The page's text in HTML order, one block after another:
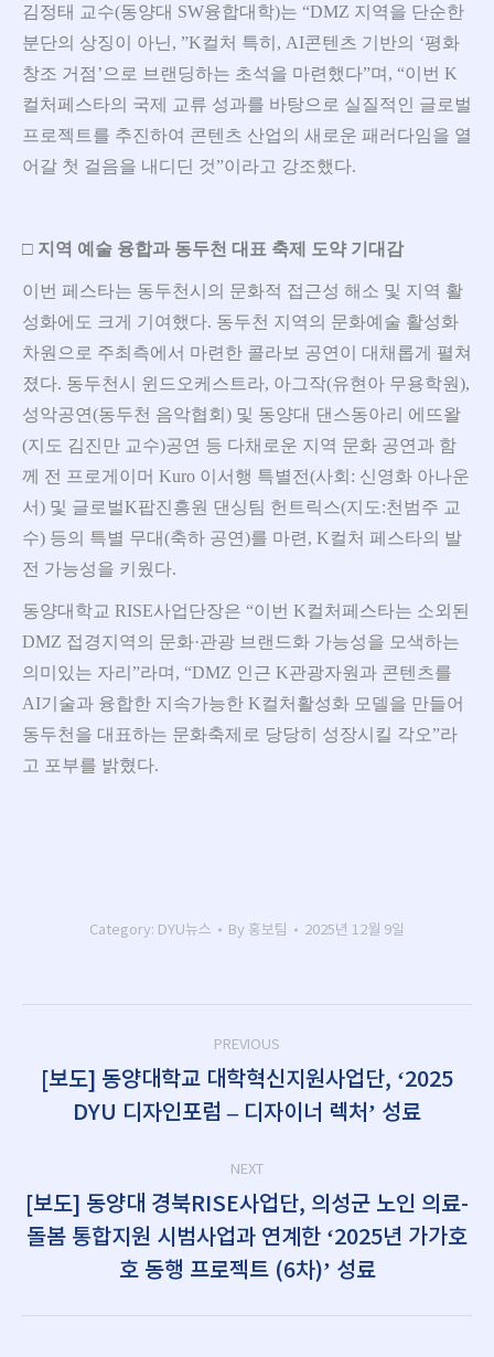
김정태 교수(동양대 SW융합대학)는 “DMZ 지역을 단순한
분단의 상징이 아닌, ”K컬처 특히, AI콘텐츠 기반의 ‘평화
창조 거점’으로 브랜딩하는 초석을 마련했다”며, “이번 K
컬처페스타의 국제 교류 성과를 바탕으로 실질적인 글로벌
프로젝트를 추진하여 콘텐츠 산업의 새로운 패러다임을 열
어갈 첫 걸음을 내디딘 것”이라고 강조했다.
□ 지역 예술 융합과 동두천 대표 축제 도약 기대감
이번 페스타는 동두천시의 문화적 접근성 해소 및 지역 활
성화에도 크게 기여했다. 동두천 지역의 문화예술 활성화
차원으로 주최측에서 마련한 콜라보 공연이 대채롭게 펼쳐
졌다. 동두천시 윈드오케스트라, 아그작(유현아 무용학원),
성악공연(동두천 음악협회) 및 동양대 댄스동아리 에뜨왈
(지도 김진만 교수)공연 등 다채로운 지역 문화 공연과 함
께 전 프로게이머 Kuro 이서행 특별전(사회: 신영화 아나운
서) 및 글로벌K팝진흥원 댄싱팀 헌트릭스(지도:천범주 교
수) 등의 특별 무대(축하 공연)를 마련, K컬처 페스타의 발
전 가능성을 키웠다.
동양대학교 RISE사업단장은 “이번 K컬처페스타는 소외된
DMZ 접경지역의 문화·관광 브랜드화 가능성을 모색하는
의미있는 자리”라며, “DMZ 인근 K관광자원과 콘텐츠를
AI기술과 융합한 지속가능한 K컬처활성화 모델을 만들어
동두천을 대표하는 문화축제로 당당히 성장시킬 각오”라
고 포부를 밝혔다.
Category: DYU뉴스 By 홍보팀 2025년 12월 9일
navigation
PREVIOUS
post:
[보도] 동양대학교 대학혁신지원사업단, ‘2025
DYU 디자인포럼 – 디자이너 렉처’ 성료
NEXT
Next
post:
[보도] 동양대 경북RISE사업단, 의성군 노인 의료-
돌봄 통합지원 시범사업과 연계한 ‘2025년 가가호
호 동행 프로젝트 (6차)’ 성료